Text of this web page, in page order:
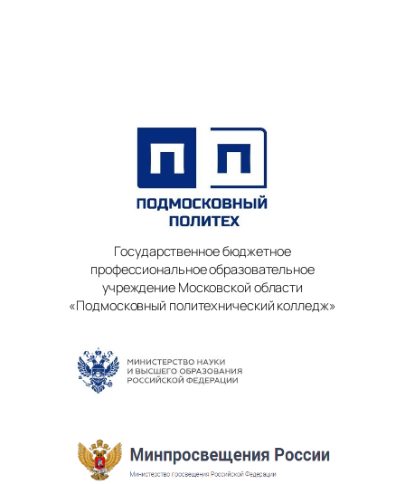
Государственное бюджетное
профессиональное образовательное
учреждение Московской области
«Подмосковный политехнический колледж»